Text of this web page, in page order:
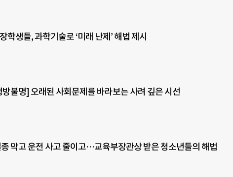
학생들, 과학기술로 ‘미래 난제’ 해법 제시
불명] 오래된 사회문제를 바라보는 사려 깊은 시선
막고 운전 사고 줄이고…교육부장관상 받은 청소년들의 해법